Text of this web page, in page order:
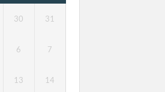
30 31
6 7
13 14